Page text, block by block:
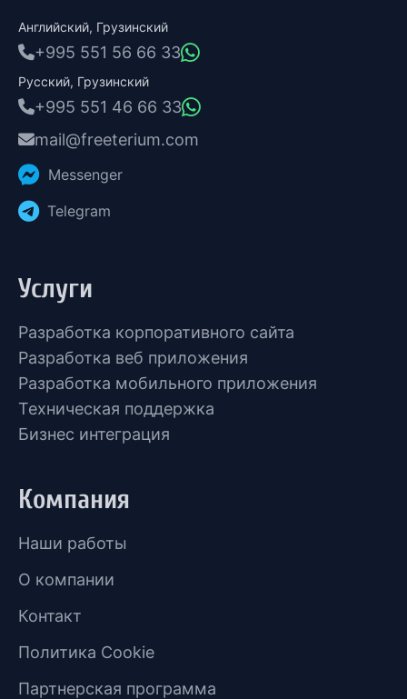
Английский, Грузинский
+995 551 56 66 33
Русский, Грузинский
+995 551 46 66 33
mail@freeterium.com
Messenger
Telegram
Услуги
Разработка корпоративного сайта
Разработка веб приложения
Разработка мобильного приложения
Техническая поддержка
Бизнес интеграция
Компания
Наши работы
О компании
Контакт
Политика Cookie
Партнерская программа